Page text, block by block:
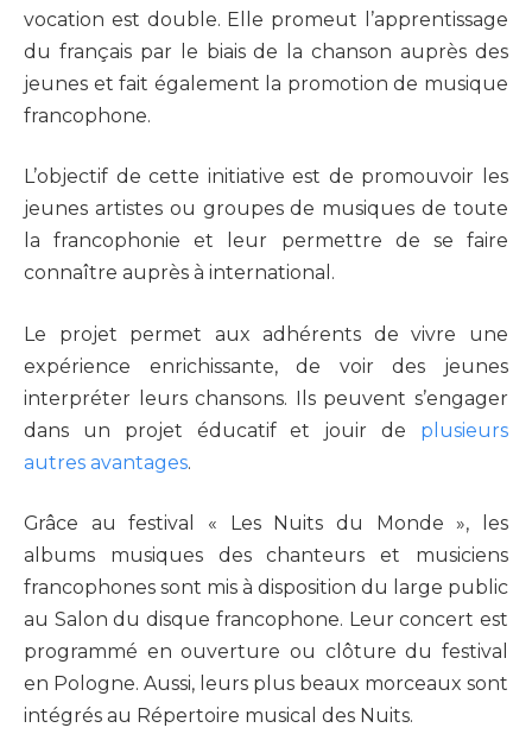
vocation est double. Elle promeut l’apprentissage
du français par le biais de la chanson auprès des
jeunes et fait également la promotion de musique
francophone.
L’objectif de cette initiative est de promouvoir les
jeunes artistes ou groupes de musiques de toute
la francophonie et leur permettre de se faire
connaître auprès à international.
Le projet permet aux adhérents de vivre une
expérience enrichissante, de voir des jeunes
interpréter leurs chansons. Ils peuvent s’engager
dans un projet éducatif et jouir de plusieurs
autres avantages.
Grâce au festival « Les Nuits du Monde », les
albums musiques des chanteurs et musiciens
francophones sont mis à disposition du large public
au Salon du disque francophone. Leur concert est
programmé en ouverture ou clôture du festival
en Pologne. Aussi, leurs plus beaux morceaux sont
intégrés au Répertoire musical des Nuits.